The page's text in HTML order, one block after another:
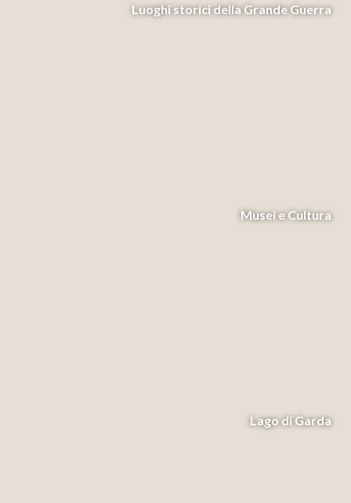
Luoghi storici della Grande Guerra
Musei e Cultura
Lago di Garda
http://www.opera.com/browser/tutorials/security/privacy/
PC, si tratta di un componente aggiuntivo del browser per la disattivazione di